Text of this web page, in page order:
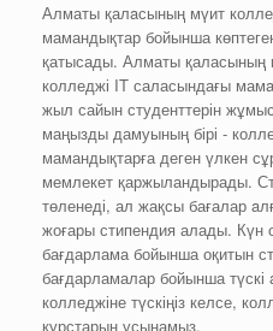
Алматы қалaсының мүит
мамандықтар бойынша
қатысады. Алматы қаласының
колледжі IT саласындағы
жыл сайын студенттерін
маңызды дамуының бірі -
мамандықтарға деген үлкен
мемлекет қаржыландырады.
төленеді, ал жақсы бағалар
жоғары стипендия алады. Күн
бағдарлама бойынша оқитын
бағдарламалар бойынша түскі
колледжіне түскіңіз келсе,
курстарын ұсынамыз.